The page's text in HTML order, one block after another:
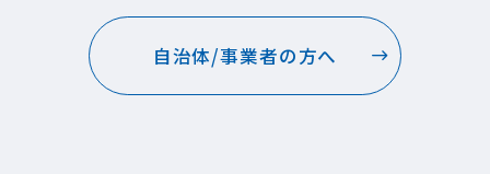
自治体/事業者の方へ